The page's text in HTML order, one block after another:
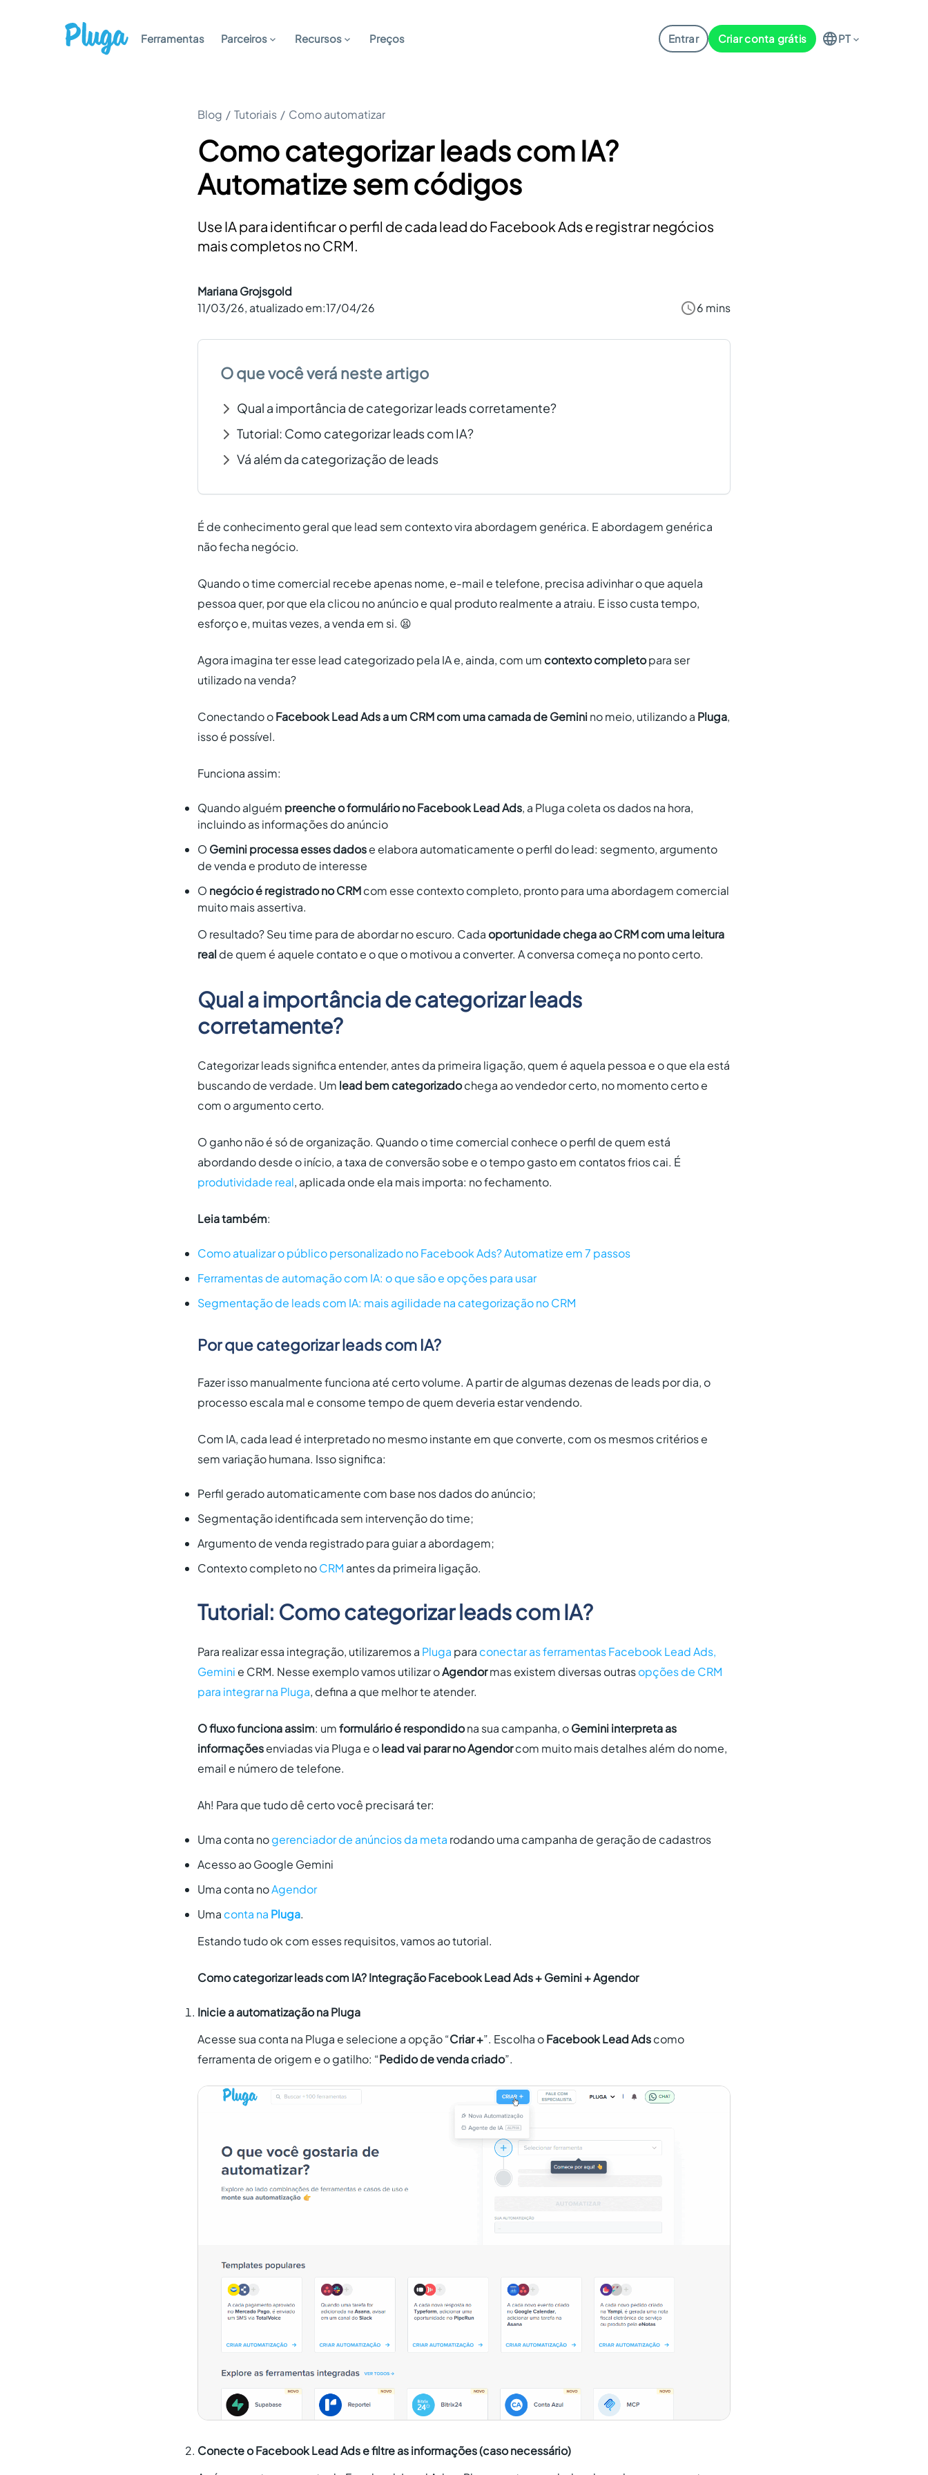
Ferramentas Parceiros Recursos Preços Entrar Criar conta grátis PT
Blog / Tutoriais / Como automatizar
Como categorizar leads com IA?
Automatize sem códigos
Use IA para identificar o perfil de cada lead do Facebook Ads e registrar negócios
mais completos no CRM.
Mariana Grojsgold
11/03/26, atualizado em:17/04/26 6 mins
O que você verá neste artigo
Qual a importância de categorizar leads corretamente?
Tutorial: Como categorizar leads com IA?
Vá além da categorização de leads
É de conhecimento geral que lead sem contexto vira abordagem genérica. E abordagem genérica
não fecha negócio.
Quando o time comercial recebe apenas nome, e-mail e telefone, precisa adivinhar o que aquela
pessoa quer, por que ela clicou no anúncio e qual produto realmente a atraiu. E isso custa tempo,
esforço e, muitas vezes, a venda em si. 😫
Agora imagina ter esse lead categorizado pela IA e, ainda, com um contexto completopara ser
utilizado na venda?
Conectando oFacebook Lead Ads a um CRM com uma camada de Gemini no meio, utilizando a Pluga,
isso é possível.
Funciona assim:
Quando alguém preenche o formulário no Facebook Lead Ads, a Pluga coleta os dados na hora,
incluindo as informações do anúncio
O Gemini processa esses dadose elabora automaticamente o perfil do lead: segmento, argumento
de venda e produto de interesse
O negócio é registrado no CRMcom esse contexto completo, pronto para uma abordagem comercial
muito mais assertiva.
O resultado? Seu time para de abordar no escuro. Cada oportunidade chega ao CRM com uma leitura
real de quem é aquele contato e o que o motivou a converter. A conversa começa no ponto certo.
Qual a importância de categorizar leads
corretamente?
Categorizar leads significa entender, antes da primeira ligação, quem é aquela pessoa e o que ela está
buscando de verdade. Um lead bem categorizadochega ao vendedor certo, no momento certo e
com o argumento certo.
O ganho não é só de organização. Quando o time comercial conhece o perfil de quem está
abordando desde o início, a taxa de conversão sobe e o tempo gasto em contatos frios cai. É
produtividade real, aplicada onde ela mais importa: no fechamento.
Leia também:
Como atualizar o público personalizado no Facebook Ads? Automatize em 7 passos
Ferramentas de automação com IA: o que são e opções para usar
Segmentação de leads com IA: mais agilidade na categorização no CRM
Por que categorizar leads com IA?
Fazer isso manualmente funciona até certo volume. A partir de algumas dezenas de leads por dia, o
processo escala mal e consome tempo de quem deveria estar vendendo.
Com IA, cada lead é interpretado no mesmo instante em que converte, com os mesmos critérios e
sem variação humana. Isso significa:
Perfil gerado automaticamente com base nos dados do anúncio;
Segmentação identificada sem intervenção do time;
Argumento de venda registrado para guiar a abordagem;
Contexto completo noCRM antes da primeira ligação.
Tutorial: Como categorizar leads com IA?
Para realizar essa integração, utilizaremos a Pluga para conectar as ferramentas Facebook Lead Ads,
Gemini e CRM. Nesse exemplo vamos utilizar oAgendormas existem diversas outrasopções de CRM
para integrar na Pluga, defina a que melhor te atender.
O fluxo funciona assim: umformulário é respondidona sua campanha, oGemini interpreta as
informaçõesenviadas via Pluga e olead vai parar no Agendorcom muito mais detalhes além do nome,
email e número de telefone.
Ah! Para que tudo dê certo você precisará ter:
Uma conta nogerenciador de anúncios da meta rodando uma campanha de geração de cadastros
Acesso ao Google Gemini
Uma conta noAgendor
Uma conta na Pluga.
Estando tudo ok com esses requisitos, vamos ao tutorial.
Como categorizar leads com IA? Integração Facebook Lead Ads + Gemini + Agendor
Inicie a automatização na Pluga
Acesse sua conta na Pluga e selecione a opção “Criar +”. Escolha oFacebook Lead Adscomo
ferramenta de origem e o gatilho: “Pedido de venda criado”.
Conecte o Facebook Lead Ads e filtre as informações (caso necessário)